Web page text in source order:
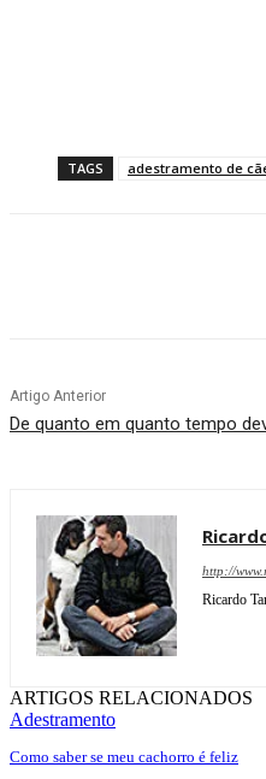
TAGS adestramento de
Artigo Anterior
De quanto em quanto tempo
http://
Ricardo
ARTIGOS RELACIONADOS
Adestramento
Como saber se meu cachorro é feliz